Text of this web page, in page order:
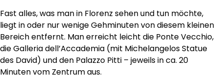
Fast alles, was man in Florenz sehen und tun möchte,
liegt in oder nur wenige Gehminuten von diesem kleinen
Bereich entfernt. Man erreicht leicht die Ponte Vecchio,
die Galleria dell’Accademia (mit Michelangelos Statue
des David) und den Palazzo Pitti – jeweils in ca. 20
Minuten vom Zentrum aus.